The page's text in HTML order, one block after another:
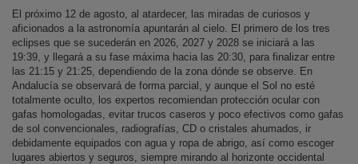
El próximo 12 de agosto, al atardecer, las miradas de curiosos y
aficionados a la astronomía apuntarán al cielo. El primero de los tres
eclipses que se sucederán en 2026, 2027 y 2028 se iniciará a las
19:39, y llegará a su fase máxima hacia las 20:30, para finalizar entre
las 21:15 y 21:25, dependiendo de la zona dónde se observe. En
Andalucía se observará de forma parcial, y aunque el Sol no esté
totalmente oculto, los expertos recomiendan protección ocular con
gafas homologadas, evitar trucos caseros y poco efectivos como gafas
de sol convencionales, radiografías, CD o cristales ahumados, ir
debidamente equipados con agua y ropa de abrigo, así como escoger
lugares abiertos y seguros, siempre mirando al horizonte occidental